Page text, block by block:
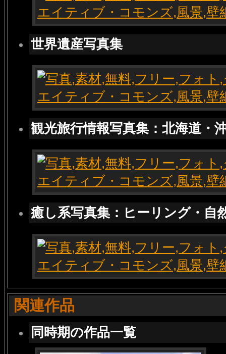
世界遺産写真集
観光旅行情報写真集：北海道・
癒し系写真集：ヒーリング・自
関連作品
同時期の作品一覧